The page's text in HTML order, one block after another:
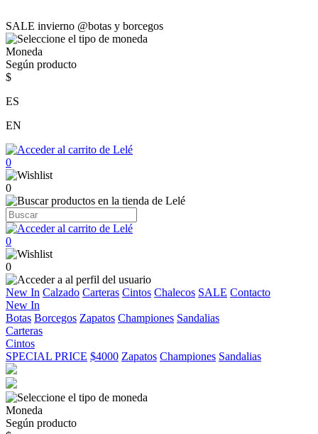
SALE invierno @botas y borcegos
Moneda
Según producto
$
ES
EN
0
0
0
0
New In Calzado Carteras Cintos Chalecos SALE Contacto
New In
Botas Borcegos Zapatos Championes Sandalias
Carteras
Cintos
SPECIAL PRICE $4000 Zapatos Championes Sandalias
Moneda
Según producto